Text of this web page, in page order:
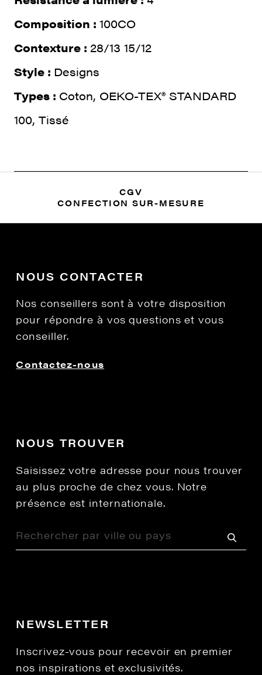
Composition : 100CO
Contexture : 28/13 15/12
Style : Designs
Types : Coton, OEKO-TEX® STANDARD
100, Tissé
CGV
CONFECTION SUR-MESURE
NOUS CONTACTER
Nos conseillers sont à votre disposition
pour répondre à vos questions et vous
conseiller.
Contactez-nous
NOUS TROUVER
Saisissez votre adresse pour nous trouver
au plus proche de chez vous. Notre
présence est internationale.
NEWSLETTER
Inscrivez-vous pour recevoir en premier
nos inspirations et exclusivités.